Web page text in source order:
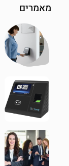
מאמרים